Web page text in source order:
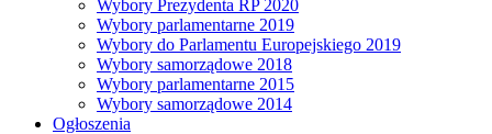
Wybory Prezydenta RP 2020
Wybory parlamentarne 2019
Wybory do Parlamentu Europejskiego 2019
Wybory samorządowe 2018
Wybory parlamentarne 2015
Wybory samorządowe 2014
Ogłoszenia